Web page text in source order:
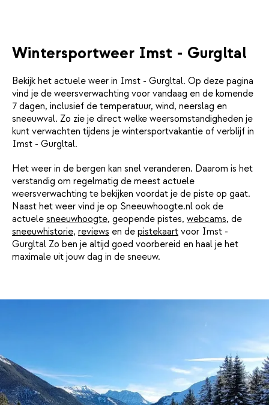
Wintersportweer Imst - Gurgltal
Bekijk het actuele weer in Imst - Gurgltal. Op deze pagina
vind je de weersverwachting voor vandaag en de komende
7 dagen, inclusief de temperatuur, wind, neerslag en
sneeuwval. Zo zie je direct welke weersomstandigheden je
kunt verwachten tijdens je wintersportvakantie of verblijf in
Imst - Gurgltal.
Het weer in de bergen kan snel veranderen. Daarom is het
verstandig om regelmatig de meest actuele
weersverwachting te bekijken voordat je de piste op gaat.
Naast het weer vind je op Sneeuwhoogte.nl ook de
actuele sneeuwhoogte, geopende pistes, webcams, de
sneeuwhistorie, reviews en de pistekaart voor Imst -
Gurgltal Zo ben je altijd goed voorbereid en haal je het
maximale uit jouw dag in de sneeuw.